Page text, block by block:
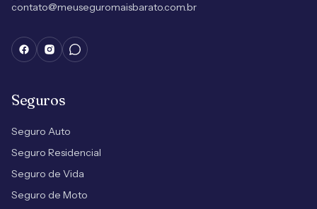
contato@meuseguromaisbarato.com.br
Seguros
Seguro Auto
Seguro Residencial
Seguro de Vida
Seguro de Moto